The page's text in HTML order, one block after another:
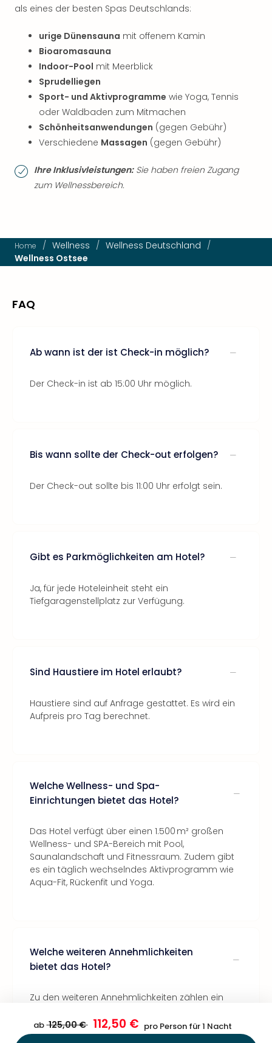
als eines der besten Spas Deutschlands:
urige Dünensauna mit offenem Kamin
Bioaromasauna
Indoor-Pool mit Meerblick
Sprudelliegen
Sport- und Aktivprogramme wie Yoga, Tennis
oder Waldbaden zum Mitmachen
Schönheitsanwendungen (gegen Gebühr)
Verschiedene Massagen (gegen Gebühr)
Ihre Inklusivleistungen:Sie haben freien Zugang
zum Wellnessbereich.
Home / Wellness / Wellness Deutschland /
Wellness Ostsee
FAQ
Ab wann ist der ist Check-in möglich?
Der Check-in ist ab 15:00 Uhr möglich.
Bis wann sollte der Check-out erfolgen?
Der Check-out sollte bis 11:00 Uhr erfolgt sein.
Gibt es Parkmöglichkeiten am Hotel?
Ja, für jede Hoteleinheit steht ein
Tiefgaragenstellplatz zur Verfügung.
Sind Haustiere im Hotel erlaubt?
Haustiere sind auf Anfrage gestattet. Es wird ein
Aufpreis pro Tag berechnet.
Welche Wellness- und Spa-
Einrichtungen bietet das Hotel?
Das Hotel verfügt über einen 1.500 m² großen
Wellness- und SPA-Bereich mit Pool,
Saunalandschaft und Fitnessraum. Zudem gibt
es ein täglich wechselndes Aktivprogramm wie
Aqua-Fit, Rückenfit und Yoga.
Welche weiteren Annehmlichkeiten
bietet das Hotel?
Zu den weiteren Annehmlichkeiten zählen ein
Restaurant und Veranstaltungsräume.
ab 125,00 € 112,50 € pro Person für 1 Nacht